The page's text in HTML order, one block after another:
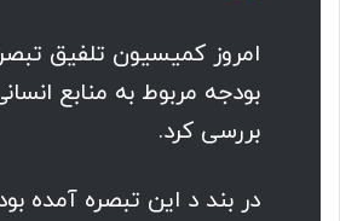
بودجه مربوط به منابع
بررسی کرد.
در بند د این تبصره آمده